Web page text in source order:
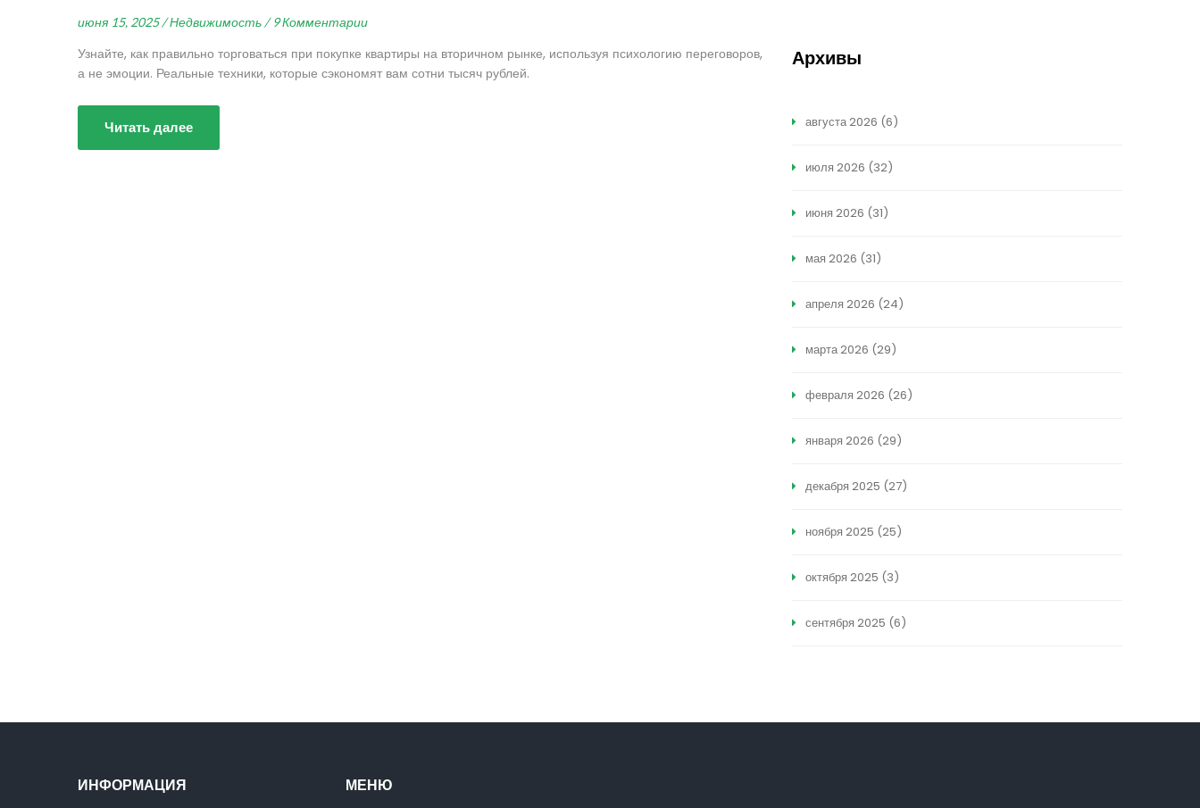
июня 15, 2025 / Недвижимость / 9 Комментарии
Узнайте, как правильно торговаться при покупке квартиры на вторичном рынке, используя психологию переговоров,
а не эмоции. Реальные техники, которые сэкономят вам сотни тысяч рублей.
Читать далее
Архивы
августа 2026 (6)
июля 2026 (32)
июня 2026 (31)
мая 2026 (31)
апреля 2026 (24)
марта 2026 (29)
февраля 2026 (26)
января 2026 (29)
декабря 2025 (27)
ноября 2025 (25)
октября 2025 (3)
сентября 2025 (6)
ИНФОРМАЦИЯ МЕНЮ